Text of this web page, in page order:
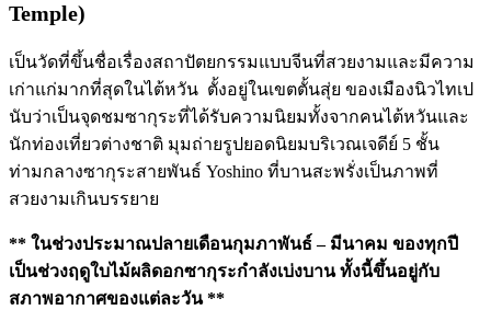
Temple)
เป็นวัดที่ขึ้นชื่อเรื่องสถาปัตยกรรมแบบจีนที่สวยงามและมีความ
เก่าแก่มากที่สุดในไต้หวัน ตั้งอยู่ในเขตตั้นสุ่ย ของเมืองนิวไทเป
นับว่าเป็นจุดชมซากุระที่ได้รับความนิยมทั้งจากคนไต้หวันและ
นักท่องเที่ยวต่างชาติ มุมถ่ายรูปยอดนิยมบริเวณเจดีย์ 5 ชั้น
ท่ามกลางซากุระสายพันธ์ Yoshino ที่บานสะพรั่งเป็นภาพที่
สวยงามเกินบรรยาย
** ในช่วงประมาณปลายเดือนกุมภาพันธ์ – มีนาคม ของทุกปี
เป็นช่วงฤดูใบไม้ผลิดอกซากุระกำลังเบ่งบาน ทั้งนี้ขึ้นอยู่กับ
สภาพอากาศของแต่ละวัน **